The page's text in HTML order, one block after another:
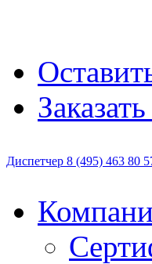
Диспетчер 8 (495) 463 80